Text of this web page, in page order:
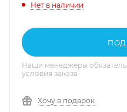
Нет в наличии
ПОД
Наши менеджеры
условия заказа
Хочу в подарок